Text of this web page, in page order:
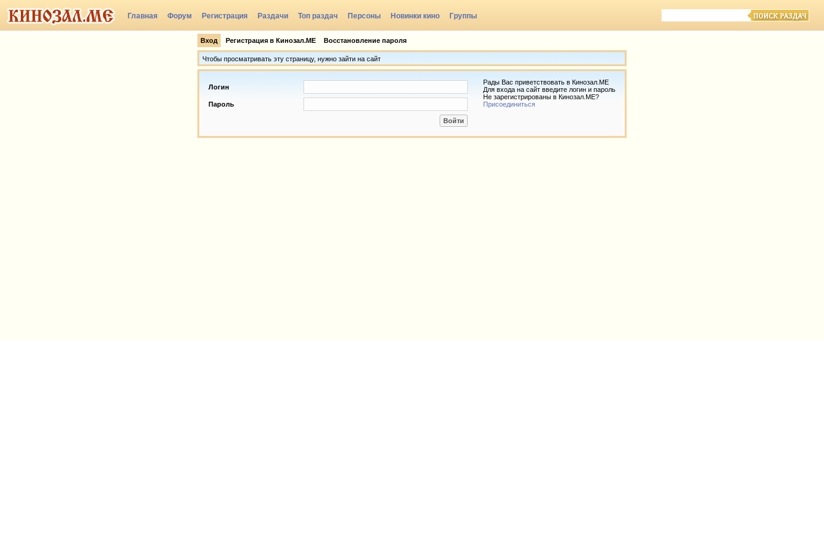
Главная Форум Регистрация Раздачи Топ раздач Персоны Новинки кино Группы
Вход Регистрация в Кинозал.МЕ Восстановление пароля
Чтобы просматривать эту страницу, нужно зайти на сайт
Логин
Пароль
Рады Вас приветствовать в Кинозал.МЕ
Для входа на сайт введите логин и пароль
Не зарегистрированы в Кинозал.МЕ?
Присоединиться